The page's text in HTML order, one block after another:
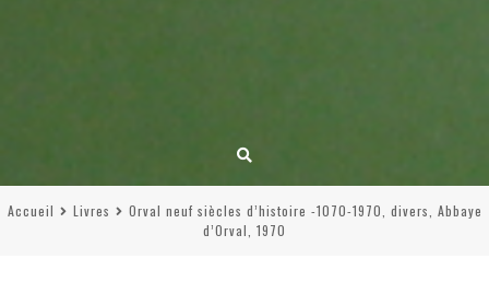
Accueil Livres
Orval neuf siècles d’histoire -1070-1970, divers, Abbaye
d’Orval, 1970